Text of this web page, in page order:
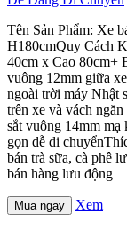
Tên Sản Phẩm: Xe
H180cmQuy Cách
40cm x Cao 80cm+
vuông 12mm giữa
ngoài trời máy Nhật
trên xe và vách
sắt vuông 14mm mạ
gọn dễ di
bán trà sữa, cà phê
bán hàng lưu động
Mua ngay Xem